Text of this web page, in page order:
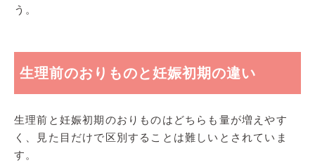
う。
生理前のおりものと妊娠初期の違い
生理前と妊娠初期のおりものはどちらも量が増えやす
く、見た目だけで区別することは難しいとされていま
す。